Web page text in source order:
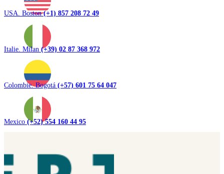
USA. Boston(+1) 857 208 72 49
Italie. Milan (+39) 02 87 368 972
Colombie. Bogotá (+57) 601 75 64 047
Mexico (+52) 554 160 44 95